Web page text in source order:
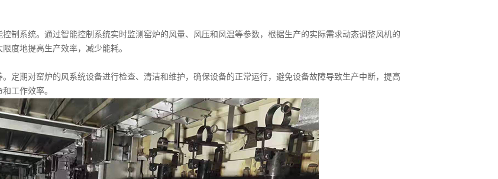
控制系统。通过智能控制系统实时监测窑炉的风量、风压和风温等参数，根据生产的实际需求动态调整风机的
度地提高生产效率，减少能耗。
。定期对窑炉的风系统设备进行检查、清洁和维护，确保设备的正常运行，避免设备故障导致生产中断，提高
工作效率。